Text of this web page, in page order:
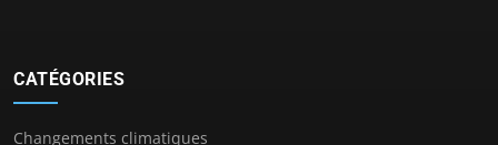
CATÉGORIES
Changements climatiques